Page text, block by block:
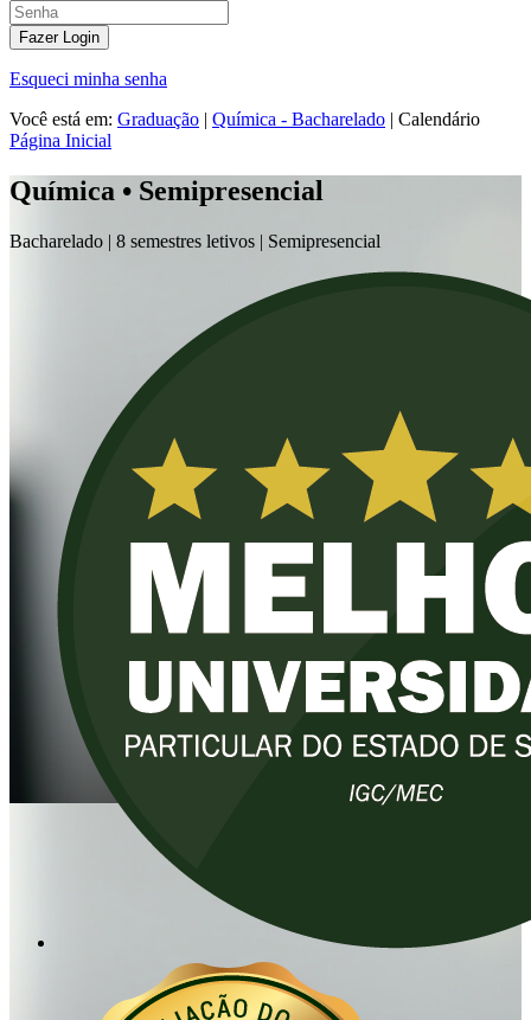
Fazer Login
Esqueci minha senha
Você está em: Graduação | Química - Bacharelado | Calendário
Página Inicial
Química • Semipresencial
Bacharelado | 8 semestres letivos | Semipresencial